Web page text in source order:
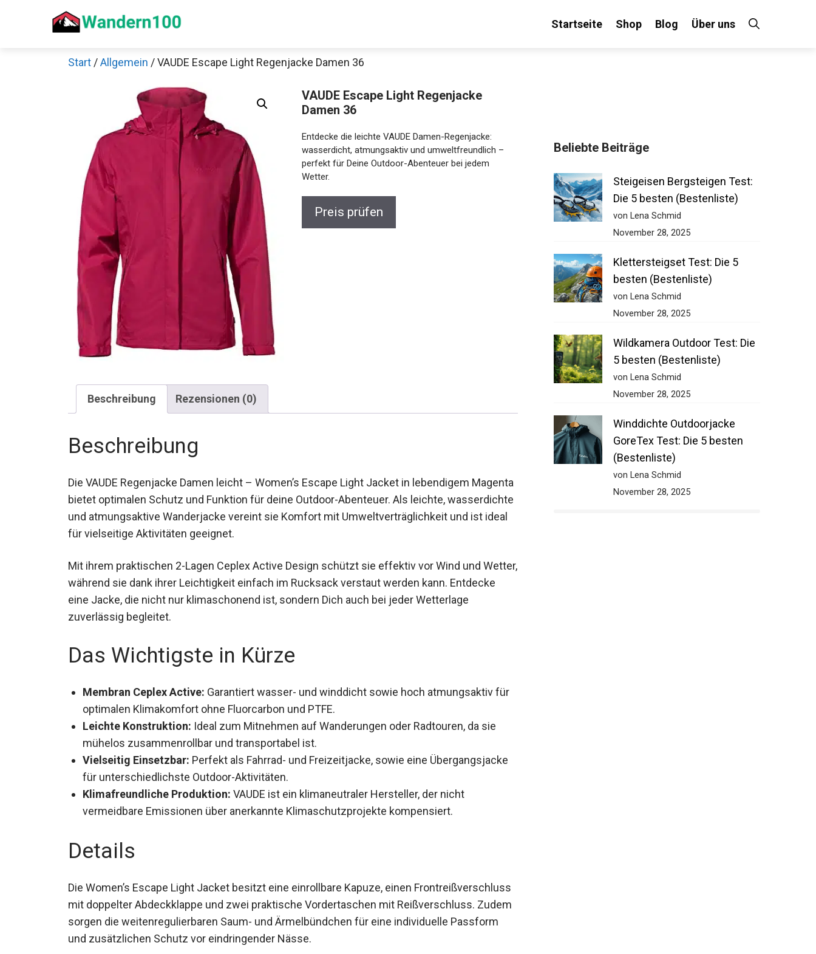
Startseite Shop Blog Über uns
Start /Allgemein / VAUDE Escape Light Regenjacke Damen 36
VAUDE Escape Light Regenjacke
Damen 36
Entdecke die leichte VAUDE Damen-Regenjacke:
wasserdicht, atmungsaktiv und umweltfreundlich –
perfekt für Deine Outdoor-Abenteuer bei jedem
Wetter.
Preis prüfen
Beschreibung Rezensionen (0)
Beschreibung
Die VAUDE Regenjacke Damen leicht – Women’s Escape Light Jacket in lebendigem
Magenta bietet optimalen Schutz und Funktion für deine Outdoor-Abenteuer. Als leichte,
wasserdichte und atmungsaktive Wanderjacke vereint sie Komfort mit
Umweltverträglichkeit und ist ideal für vielseitige Aktivitäten geeignet.
Mit ihrem praktischen 2-Lagen Ceplex Active Design schützt sie effektiv vor Wind und
Wetter, während sie dank ihrer Leichtigkeit einfach im Rucksack verstaut werden kann.
Entdecke eine Jacke, die nicht nur klimaschonend ist, sondern Dich auch bei jeder
Wetterlage zuverlässig begleitet.
Das Wichtigste in Kürze
Membran Ceplex Active: Garantiert wasser- und winddicht sowie hoch atmungsaktiv für
optimalen Klimakomfort ohne Fluorcarbon und PTFE.
Leichte Konstruktion: Ideal zum Mitnehmen auf Wanderungen oder Radtouren, da sie
mühelos zusammenrollbar und transportabel ist.
Vielseitig Einsetzbar: Perfekt als Fahrrad- und Freizeitjacke, sowie eine Übergangsjacke
für unterschiedlichste Outdoor-Aktivitäten.
Klimafreundliche Produktion: VAUDE ist ein klimaneutraler Hersteller, der nicht
vermeidbare Emissionen über anerkannte Klimaschutzprojekte kompensiert.
Details
Die Women’s Escape Light Jacket besitzt eine einrollbare Kapuze, einen Frontreißverschluss
mit doppelter Abdeckklappe und zwei praktische Vordertaschen mit Reißverschluss.
Zudem sorgen die weitenregulierbaren Saum- und Ärmelbündchen für eine individuelle
Passform und zusätzlichen Schutz vor eindringender Nässe.
Beliebte Beiträge
Steigeisen Bergsteigen Test:
Die 5 besten (Bestenliste)
von Lena Schmid
November 28, 2025
Klettersteigset Test: Die 5
besten (Bestenliste)
von Lena Schmid
November 28, 2025
Wildkamera Outdoor Test: Die
5 besten (Bestenliste)
von Lena Schmid
November 28, 2025
Winddichte Outdoorjacke
GoreTex Test: Die 5 besten
(Bestenliste)
von Lena Schmid
November 28, 2025
Decathlon Sale
Schaue dir jetzt die meistverkauften Produkte im Sale bei Decathlon an!